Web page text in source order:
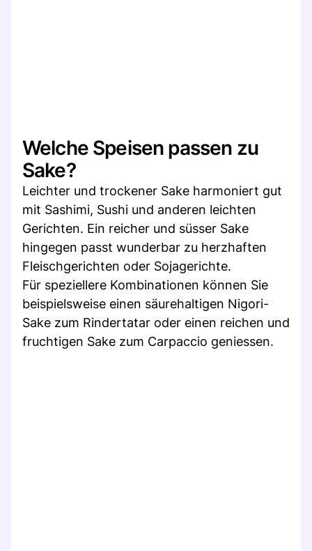
Welche Speisen passen zu
Sake?
Leichter und trockener Sake harmoniert gut
mit Sashimi, Sushi und anderen leichten
Gerichten. Ein reicher und süsser Sake
hingegen passt wunderbar zu herzhaften
Fleischgerichten oder Sojagerichte.
Für speziellere Kombinationen können Sie
beispielsweise einen säurehaltigen Nigori-
Sake zum Rindertatar oder einen reichen und
fruchtigen Sake zum Carpaccio geniessen.